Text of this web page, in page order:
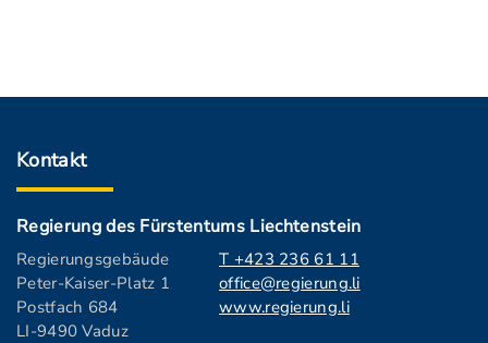
Kontakt
Regierung des Fürstentums Liechtenstein
Regierungsgebäude
Peter-Kaiser-Platz 1
Postfach 684
LI-9490 Vaduz
T +423 236 61 11
office@regierung.li
www.regierung.li